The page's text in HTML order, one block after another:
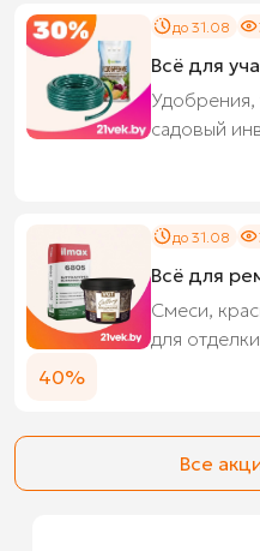
до 31.08
Всё для
садовый
до 31.08
Всё для
Смеси,
для отделки
40%
Все